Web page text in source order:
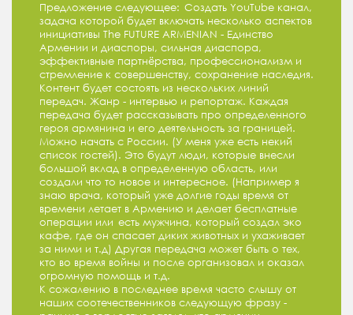
Предложение следующее: Создать YouTube канал,
задача которой будет включать несколько аспектов
инициативы The FUTURE ARMENIAN - Единство
Армении и диаспоры, сильная диаспора,
эффективные партнёрства, профессионализм и
стремление к совершенству, сохранение наследия.
Контент будет состоять из нескольких линий
передач. Жанр - интервью и репортаж. Каждая
передача будет рассказывать про определенного
героя армянина и его деятельность за границей.
Можно начать с России. (У меня уже есть некий
список гостей). Это будут люди, которые внесли
большой вклад в определенную область, или
создали что то новое и интересное. (Например я
знаю врача, который уже долгие годы время от
времени летает в Армению и делает бесплатные
операции или есть мужчина, который создал эко
кафе, где он спасает диких животных и ухаживает
за ними и т.д) Другая передача может быть о тех,
кто во время войны и после организовал и оказал
огромную помощь и т.д.
К сожалению в последнее время часто слышу от
наших соотечественников следующую фразу -